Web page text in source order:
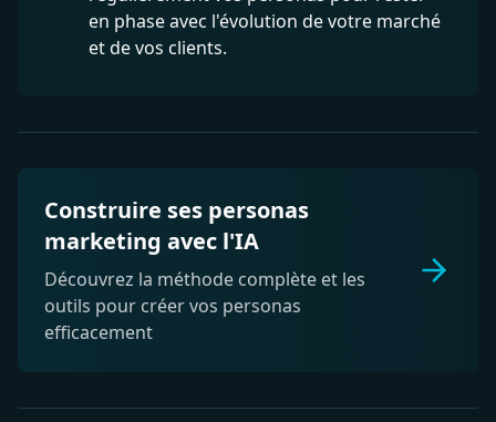
en phase avec l'évolution de votre marché
et de vos clients.
Construire ses personas
marketing avec l'IA
Découvrez la méthode complète et les
outils pour créer vos personas
efficacement